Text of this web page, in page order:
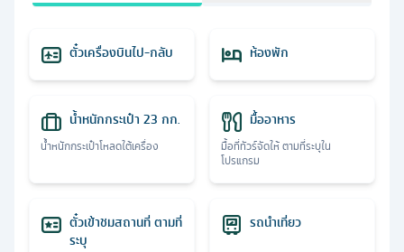
ตั๋วเครื่องบินไป-กลับ ห้องพัก
น้ำหนักกระเป๋า 23 กก.
น้ำหนักกระเป๋าโหลดใต้เครื่อง
มื้ออาหาร
มื้อที่ทัวร์จัดให้ ตามที่ระบุใน
โปรแกรม
ตั๋วเข้าชมสถานที่ ตามที่
ระบุ
รถนำเที่ยว